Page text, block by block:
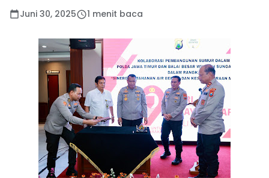
Juni 30, 2025 1 menit baca